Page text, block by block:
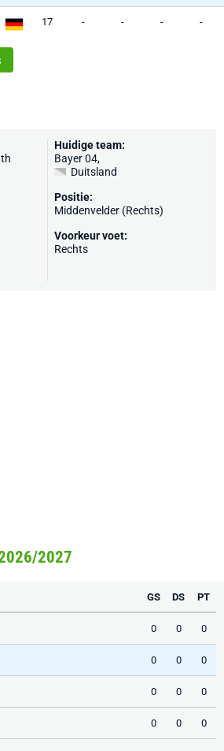
17 - - - -
Huidige team:
Bayer 04,
Duitsland
Positie:
Middenvelder (Rechts)
Voorkeur voet:
Rechts
2027
GS DS PT
0 0 0
0 0 0
0 0 0
0 0 0